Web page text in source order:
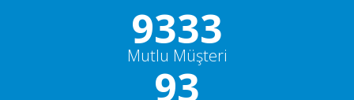
10000+
Mutlu Müşteri
100+